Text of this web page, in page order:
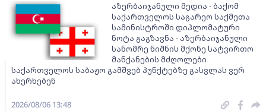
აზერბაიჯანული მედია - ბაქომ
საქართველოს საგარეო საქმეთა
სამინისტროში დიპლომატური
ნოტა გაგზავნა - აზერბაიჯანული
სანომრე ნიშნის მქონე სატვირთო
მანქანების მძღოლები
საქართველოს საბაჟო გამშვებ პუნქტებზე გასვლას ვერ
ახერხებენ
2026/08/06 13:48